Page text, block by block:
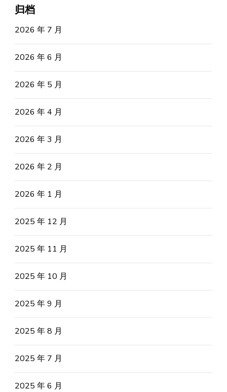
归档
2026 年 7 月
2026 年 6 月
2026 年 5 月
2026 年 4 月
2026 年 3 月
2026 年 2 月
2026 年 1 月
2025 年 12 月
2025 年 11 月
2025 年 10 月
2025 年 9 月
2025 年 8 月
2025 年 7 月
2025 年 6 月